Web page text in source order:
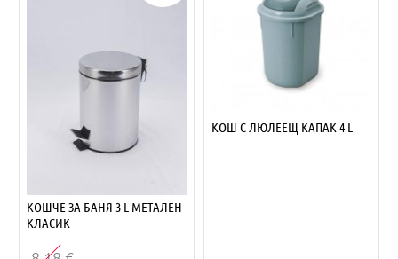
КОШЧЕ ЗА БАНЯ 3 L МЕТАЛЕН
КЛАСИК
КОШ С ЛЮЛЕЕЩ КАПАК 4 L